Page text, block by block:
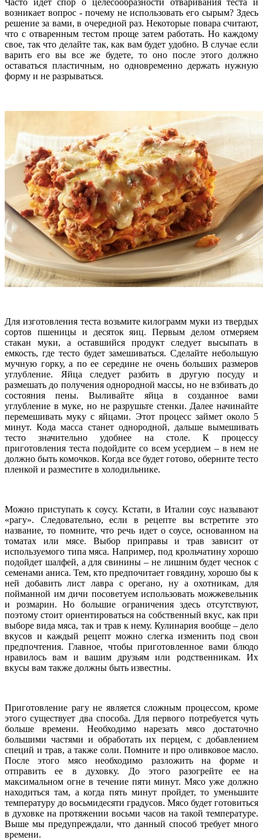
возникает вопрос - почему не использовать его сырым? Здесь
решение за вами, в очередной раз. Некоторые повара считают,
что с отваренным тестом проще затем работать. Но каждому
свое, так что делайте так, как вам будет удобно. В случае если
варить его вы все же будете, то оно после этого должно
оставаться пластичным, но одновременно держать нужную
форму и не разрываться.
Для изготовления теста возьмите килограмм муки из твердых
сортов пшеницы и десяток яиц. Первым делом отмеряем
стакан муки, а оставшийся продукт следует высыпать в
емкость, где тесто будет замешиваться. Сделайте небольшую
мучную горку, а по ее середине не очень больших размеров
углубление. Яйца следует разбить в другую посуду и
размешать до получения однородной массы, но не взбивать до
состояния пены. Выливайте яйца в созданное вами
углубление в муке, но не разрушьте стенки. Далее начинайте
перемешивать муку с яйцами. Этот процесс займет около 5
минут. Кода масса станет однородной, дальше вымешивать
тесто значительно удобнее на столе. К процессу
приготовления теста подойдите со всем усердием – в нем не
должно быть комочков. Когда все будет готово, оберните тесто
пленкой и разместите в холодильнике.
Можно приступать к соусу. Кстати, в Италии соус называют
«рагу». Следовательно, если в рецепте вы встретите это
название, то помните, что речь идет о соусе, основанном на
томатах или мясе. Выбор приправы и трав зависит от
используемого типа мяса. Например, под крольчатину хорошо
подойдет шалфей, а для свинины – не лишним будет чеснок с
семенами аниса. Тем, кто предпочитает говядину, хорошо бы к
ней добавить лист лавра с орегано, ну а охотникам, для
пойманной им дичи посоветуем использовать можжевельник
и розмарин. Но большие ограничения здесь отсутствуют,
поэтому стоит ориентироваться на собственный вкус, как при
выборе вида мяса, так и трав к нему. Кулинария вообще – дело
вкусов и каждый рецепт можно слегка изменить под свои
предпочтения. Главное, чтобы приготовленное вами блюдо
нравилось вам и вашим друзьям или родственникам. Их
вкусы вам также должны быть известны.
Приготовление рагу не является сложным процессом, кроме
этого существует два способа. Для первого потребуется чуть
больше времени. Необходимо нарезать мясо достаточно
большими частями и обработать их перцем, с добавлением
специй и трав, а также соли. Помните и про оливковое масло.
После этого мясо необходимо разложить на форме и
отправить ее в духовку. До этого разогрейте ее на
максимальном огне в течение пяти минут. Мясо уже должно
находиться там, а когда пять минут пройдет, то уменьшите
температуру до восьмидесяти градусов. Мясо будет готовиться
в духовке на протяжении восьми часов на такой температуре.
Выше мы предупреждали, что данный способ требует много
времени.